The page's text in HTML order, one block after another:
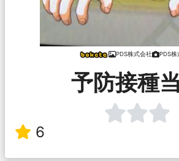
PDS株式会社 PDS株
予防接種
6